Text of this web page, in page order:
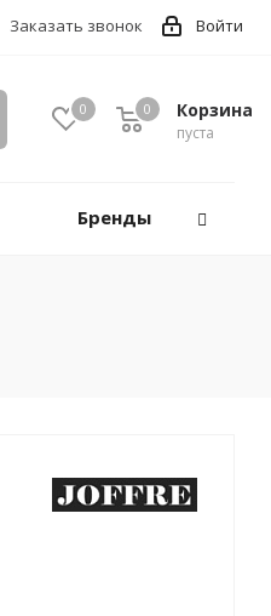
Войти
Заказать звонок
0 Корзина
пуста
0
Бренды